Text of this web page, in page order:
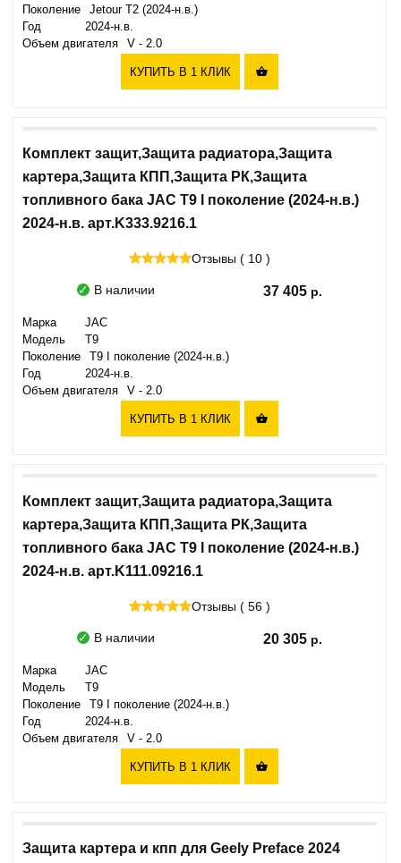
Поколение
Jetour T2 (2024-н.в.)
Год
2024-н.в.
Объем двигателя
V - 2.0
КУПИТЬ В 1 КЛИК 
Комплект защит,Защита радиатора,Защита
картера,Защита КПП,Защита РК,Защита
топливного бака JAC T9 I поколение (2024-н.в.)
2024-н.в. арт.K333.9216.1
Отзывы ( 10 )
В наличии 37 405
Марка
JAC
Модель
T9
Поколение
T9 I поколение (2024-н.в.)
Год
2024-н.в.
Объем двигателя
V - 2.0
КУПИТЬ В 1 КЛИК 
Комплект защит,Защита радиатора,Защита
картера,Защита КПП,Защита РК,Защита
топливного бака JAC T9 I поколение (2024-н.в.)
2024-н.в. арт.K111.09216.1
Отзывы ( 56 )
В наличии 20 305
Марка
JAC
Модель
T9
Поколение
T9 I поколение (2024-н.в.)
Год
2024-н.в.
Объем двигателя
V - 2.0
КУПИТЬ В 1 КЛИК 
Защита картера и кпп для Geely Preface 2024